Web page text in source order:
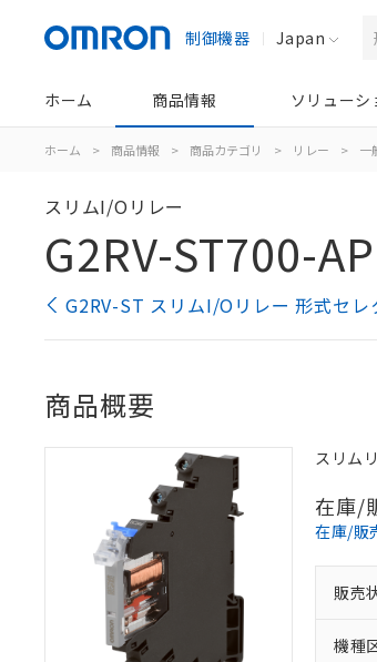
制御機器 Japan
ホーム 商品情報 ソリューシ
ホーム > 商品情報 > 商品カテゴリ > リレー > 一
スリムI/Oリレー
G2RV-ST700-
G2RV-ST スリムI/Oリレー 形式セレ
商品概要
スリム
在庫/
在庫/販
販売
機種